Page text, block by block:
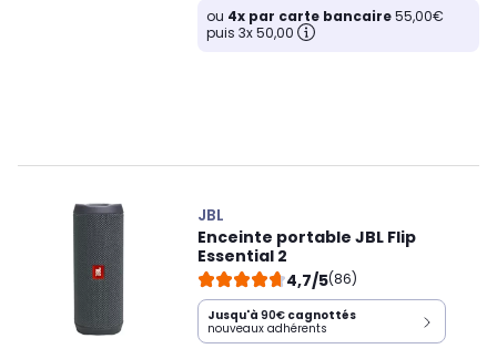
ou 4x par carte bancaire55,00€
puis 3x 50,00
JBL
Enceinte portable JBL Flip
Essential 2
4,7/5(86)
Jusqu'à 90€ cagnottés
nouveaux adhérents